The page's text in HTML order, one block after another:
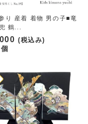
り 産着 着物 男の子■竜
鶴...
(税込み)